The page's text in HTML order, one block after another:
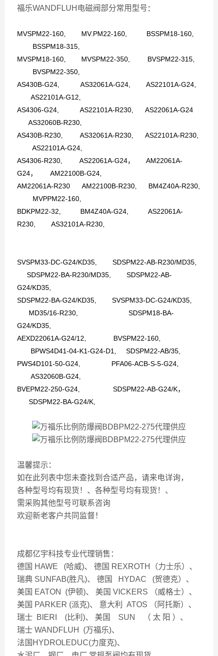
福乐WANDFLUH电磁阀部分常用型号：
MVSPM22-160, MV.PM22-160, BSSPM18-160,
BSSPM18-315,
MVSPM18-160, MVSPM22-350, BVSPM22-315,
BVSPM22-350,
AS430B-G24, AS32061A-G24, AS22101A-G24,
AS22101A-G12,
AS4306-G24, AS22101A-R230, AS22061A-G24
AS32060B-R230,
AS430B-R230, AS32061A-R230, AS22101A-R230,
AS22101A-G24,
AS4306-R230, AS22061A-G24， AM22061A-
G24， AM22100B-G24,
AM22061A-R230 AM22100B-R230, BM4Z40A-R230,
MVPPM22-160,
BDKPM22-32, BM4Z40A-G24, AS22061A-
R230, AS32101A-R230,
SVSPM33-DC-G24/KD35, SDSPM22-AB-R230/MD35,
SDSPM22-BA-R230/MD35, SDSPM22-AB-
G24/KD35,
SDSPM22-BA-G24/KD35, SVSPM33-DC-G24/KD35,
MD35/16-R230, SDSPM18-BA-
G24/KD35,
AEXD22061A-G24/12, BVSPM22-160,
BPWS4D41-04-K1-G24-D1,
SDSPM22-AB/35,
PWS4D101-50-G24, PFA06-ACB-S-5-G24,
AS32060B-G24,
BVEPM22-250-G24, SDSPM22-AB-G24/K，
SDSPM22-BA-G24/K,
温馨提示：
如在此列表中您未查找到合适产品，请来电详询，
各种型号均有现货！、各种型号均有现货！、
需采购其他型号可联系咨询
欢迎新老客户共同监督！
成都亿宇科技专业代理销售：
德国 HAWE (哈威)、 德国 REXROTH（力士乐）、
瑞典 SUNFAB(胜凡)、 德国 HYDAC (贺德克）、
美国 EATON (伊顿)、 美国 VICKERS （威格士）、
美国 PARKER (派克)、 意大利 ATOS （阿托斯）、
瑞士 BIERI (比利)、 美国 SUN （ 太 阳 ）、
瑞士 WANDFLUH (万福乐)、
法国HYDROLEDUC(力度克)、